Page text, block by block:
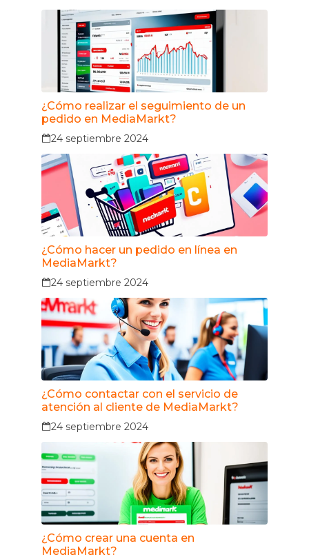
¿Cómo realizar el seguimiento de un
pedido en MediaMarkt?
24 septiembre 2024
¿Cómo hacer un pedido en línea en
MediaMarkt?
24 septiembre 2024
¿Cómo contactar con el servicio de
atención al cliente de MediaMarkt?
24 septiembre 2024
¿Cómo crear una cuenta en
MediaMarkt?